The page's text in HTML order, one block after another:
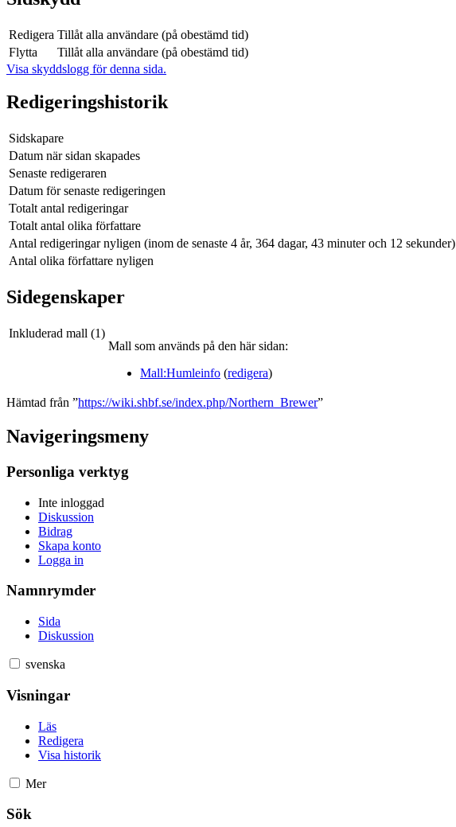
Redigera Tillåt alla användare (på obestämd tid)
Flytta
Tillåt alla användare (på obestämd tid)
Visa skyddslogg för denna sida.
Redigeringshistorik
Sidskapare
Datum när sidan skapades
Senaste redigeraren
Datum för senaste redigeringen
Totalt antal redigeringar
Totalt antal olika författare
Antal redigeringar nyligen (inom de senaste 4 år, 364 dagar, 43 minuter och 12 sekunder)
Antal olika författare nyligen
Sidegenskaper
Inkluderad mall (1)
Mall som används på den här sidan:
Mall:Humleinfo (redigera)
Hämtad från ”https://wiki.shbf.se/index.php/Northern_Brewer”
Navigeringsmeny
Personliga verktyg
Inte inloggad
Diskussion
Bidrag
Skapa konto
Logga in
Namnrymder
Sida
Diskussion
svenska
Visningar
Läs
Redigera
Visa historik
Mer
Sök